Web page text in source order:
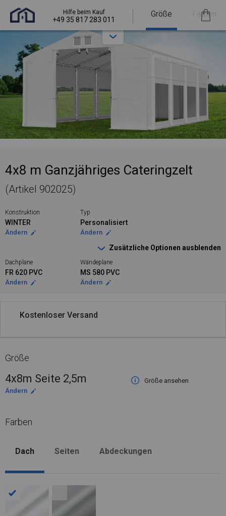
Hilfe beim Kauf
+49 35 817 283 011
Größe Farben
4x8 m Ganzjähriges Cateringzelt
(Artikel 902025)
Konstruktion
WINTER
Ändern
Typ
Personalisiert
Ändern
Zusätzliche Optionen ausblenden
Dachplane
FR 620 PVC
Ändern
Wändeplane
MS 580 PVC
Ändern
Kostenloser Versand
Größe
4x8m Seite 2,5m
Größe ansehen
Ändern
Farben
Dach Seiten Abdeckungen